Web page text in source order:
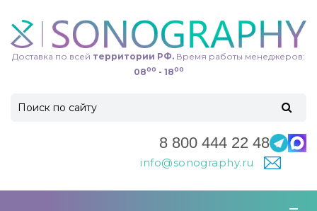
Доставка по всей территории РФ. Время работы менеджеров:
0800 - 1800
8 800 444 22 48
info@sonography.ru